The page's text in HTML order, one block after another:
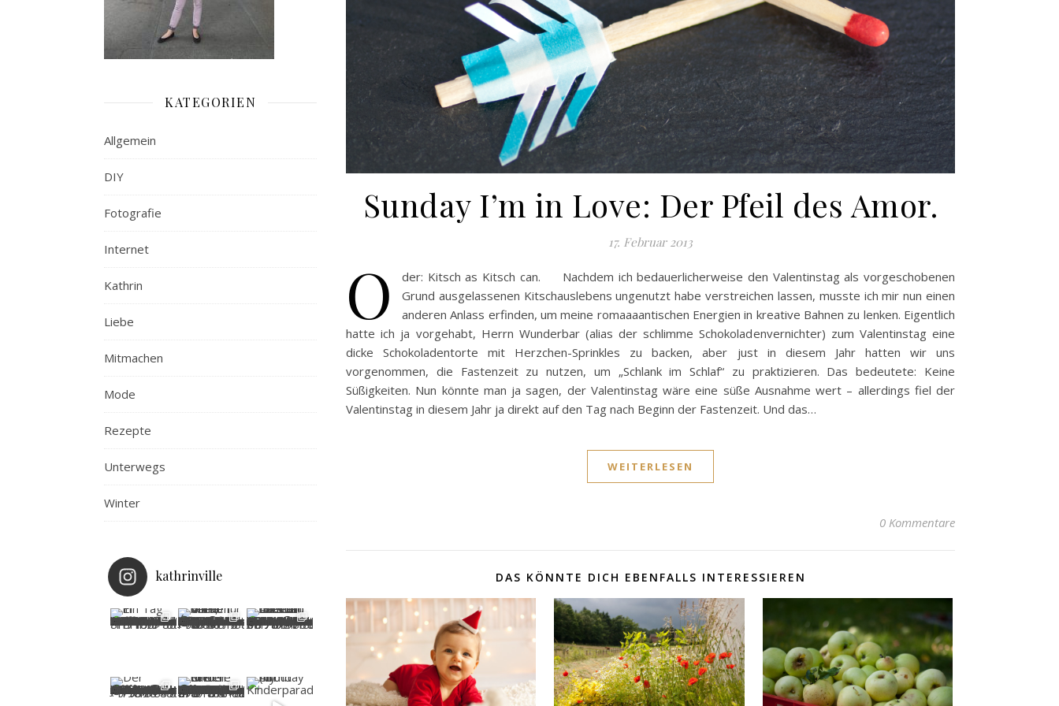
KATEGORIEN
Allgemein
DIY
Fotografie
Internet
Kathrin
Liebe
Mitmachen
Mode
Rezepte
Unterwegs
Winter
kathrinville
Sunday I’m in Love: Der Pfeil des Amor.
17. Februar 2013
O
der: Kitsch as Kitsch can. Nachdem ich bedauerlicherweise den Valentinstag als vorgeschobenen
Grund ausgelassenen Kitschauslebens ungenutzt habe verstreichen lassen, musste ich mir nun einen
anderen Anlass erfinden, um meine romaaaantischen Energien in kreative Bahnen zu lenken. Eigentlich
hatte ich ja vorgehabt, Herrn Wunderbar (alias der schlimme Schokoladenvernichter) zum Valentinstag eine
dicke Schokoladentorte mit Herzchen-Sprinkles zu backen, aber just in diesem Jahr hatten wir uns
vorgenommen, die Fastenzeit zu nutzen, um „Schlank im Schlaf“ zu praktizieren. Das bedeutete: Keine
Süßigkeiten. Nun könnte man ja sagen, der Valentinstag wäre eine süße Ausnahme wert – allerdings fiel der
Valentinstag in diesem Jahr ja direkt auf den Tag nach Beginn der Fastenzeit. Und das…
WEITERLESEN
0 Kommentare
DAS KÖNNTE DICH EBENFALLS INTERESSIEREN